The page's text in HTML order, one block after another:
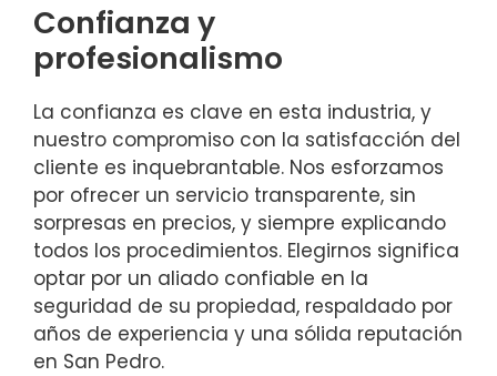
Confianza y
profesionalismo
La confianza es clave en esta industria, y
nuestro compromiso con la satisfacción del
cliente es inquebrantable. Nos esforzamos
por ofrecer un servicio transparente, sin
sorpresas en precios, y siempre explicando
todos los procedimientos. Elegirnos significa
optar por un aliado confiable en la
seguridad de su propiedad, respaldado por
años de experiencia y una sólida reputación
en San Pedro.